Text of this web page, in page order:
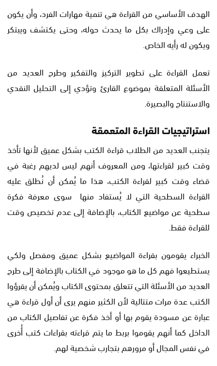
الهدف الأساسي من القراءة هي تنمية مهارات الفرد، وأن يكون
على وعي وإدراك بكل ما يحدث حوله، وحتى يكتشف ويبتكر
ويكون له رأيه الخاص.
تعمل القراءة على تطوير التركيز والتفكير وطرح العديد من
الأسئلة المتعلقة بموضوع القارئ وتؤدي إلى التحليل النقدي
والاستنتاج والبصيرة.
استراتيجيات القراءة المتعمقة
يتجنب العديد من الطلاب قراءة الكتب بشكل عميق لأنها تأخذ
وقت كبير لقراءتها، ومن المعروف أنهم ليس لديهم رغبة في
قضاء وقت كبير لقراءة الكتب، هذا ما يُمكن أن نُطلق عليه
القراءة السطحية التي لا يُستفاد منها سوى معرفة فكرة
سطحية عن مواضيع الكتاب، بالإضافة إلى عدم تخصيص وقت
للقراءة فقط.
الخبراء يقومون بقراءة المواضيع بشكل عميق ومفصل ولكي
يستطيعوا فهم كل ما هو موجود في الكتاب بالإضافة إلى طرح
العديد من الأسئلة التي تتعلق بمحتوى الكتاب ويُمكن أن يقرؤوا
الكتب عدة مرات متتالية لأن الكثير منهم يرى أن أول قراءة هي
عبارة عن مسودة يقوم بها أو أخذ فكرة عن تفاصيل الكتاب من
الداخل كما أنهم يقوموا بربط ما يتم قراءته بقراءات كتب أُخرى
في نفس المجال أو مرورهم بتجارب شخصية لهم.